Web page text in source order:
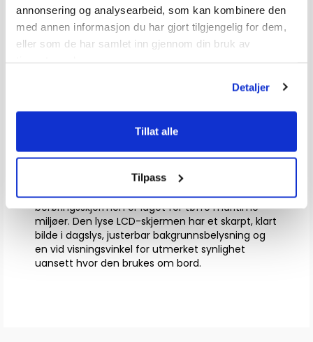
annonsering og analysearbeid, som kan kombinere den
med annen informasjon du har gjort tilgjengelig for dem,
eller som de har samlet inn gjennom din bruk av
Detaljer
Tillat alle
Tilpass
ROBUST, SLITESTERK DESIGN
Vanntett i henhold til IPX7standarder, TD 50-
berøringsskjermen er laget for tøffe maritime
miljøer. Den lyse LCD-skjermen har et skarpt, klart
bilde i dagslys, justerbar bakgrunnsbelysning og
en vid visningsvinkel for utmerket synlighet
uansett hvor den brukes om bord.